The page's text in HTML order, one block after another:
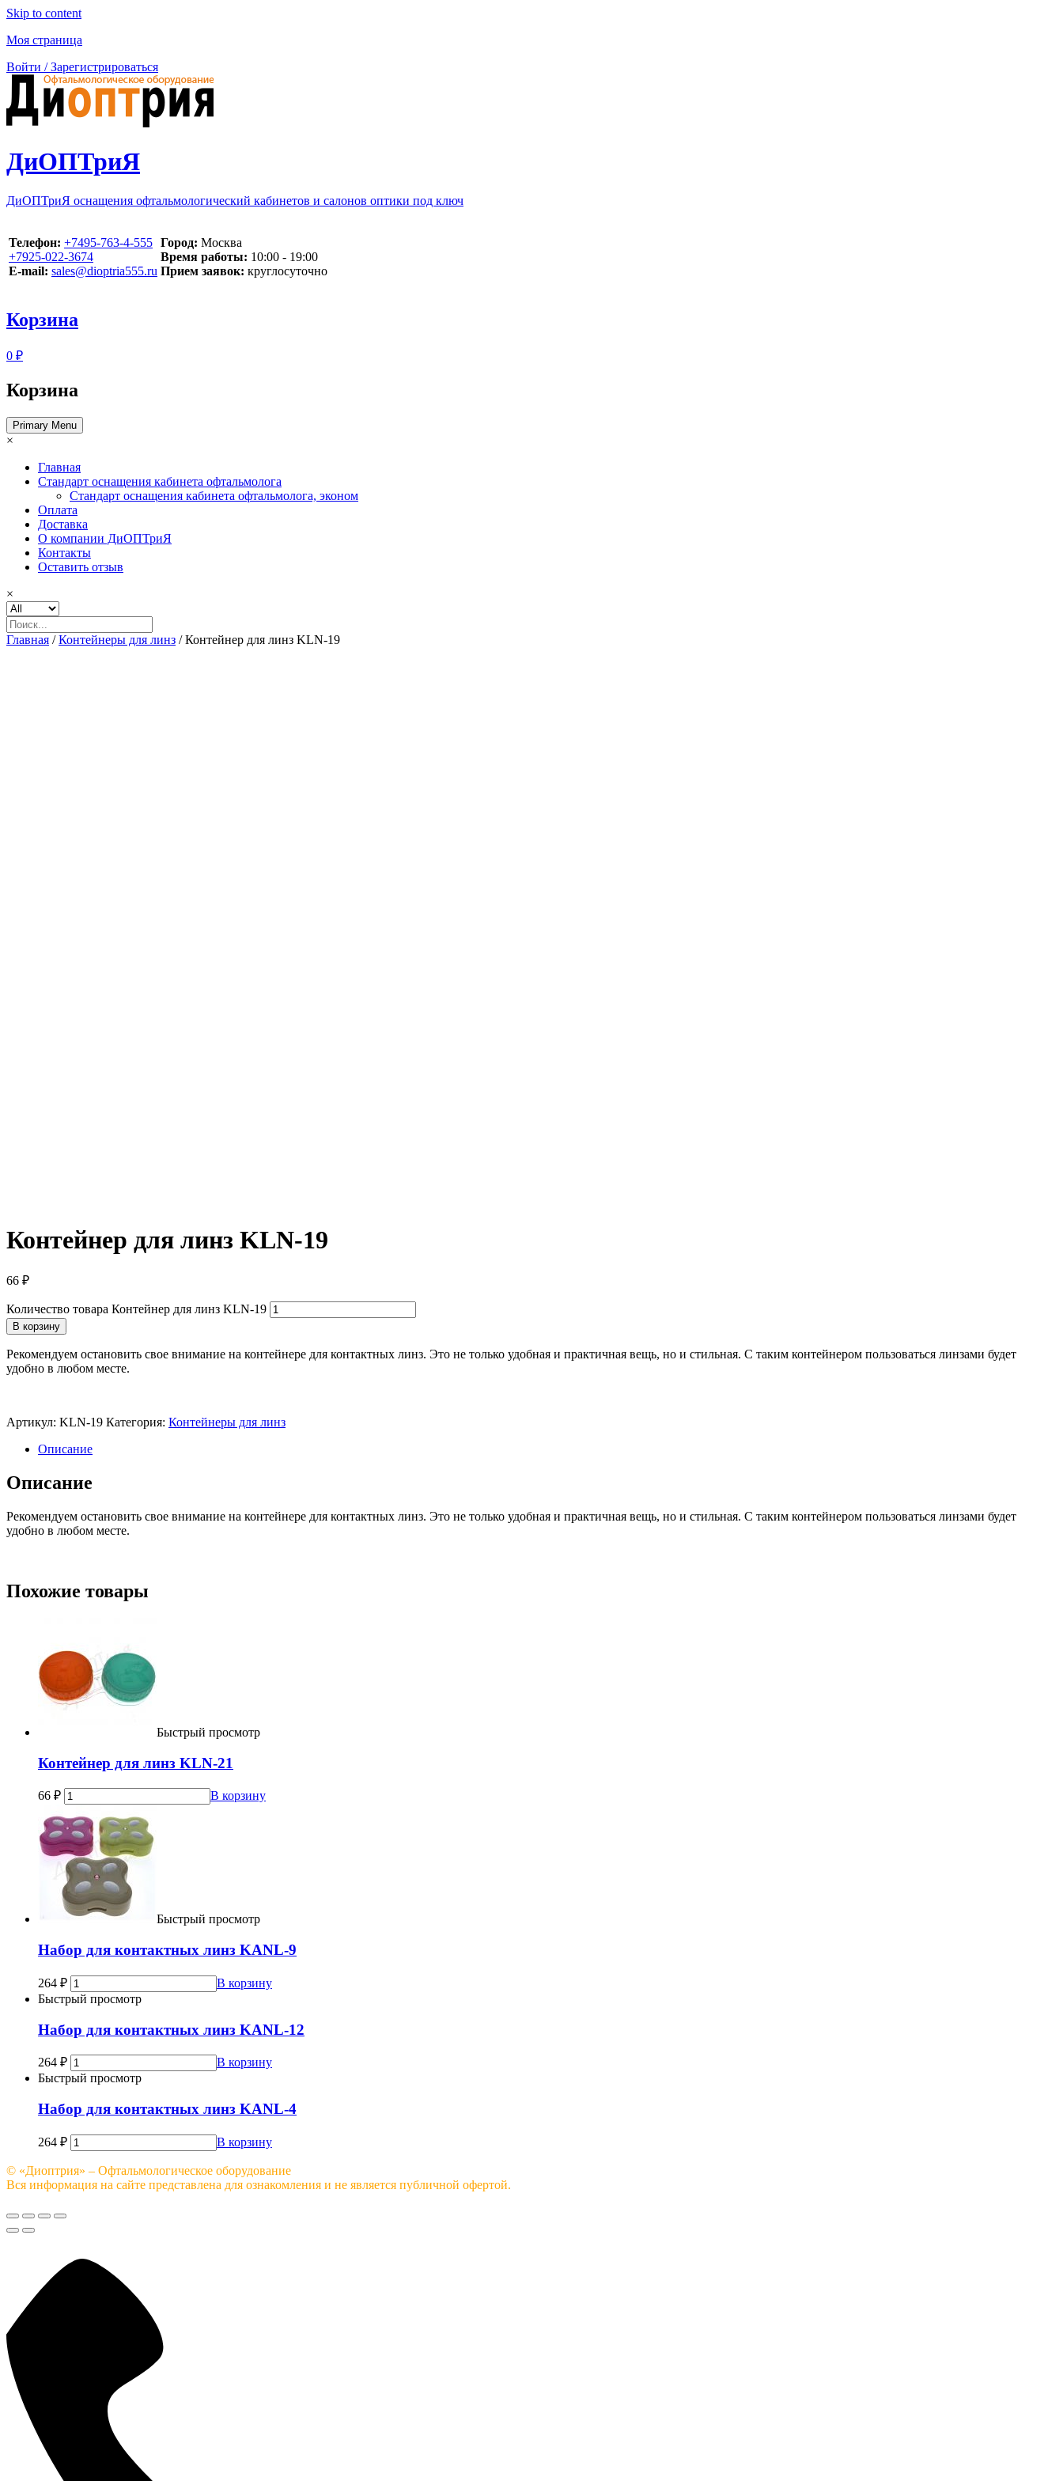
Skip to content
Моя страница
Войти / Зарегистрироваться
ДиОПТриЯ
ДиОПТриЯ оснащения офтальмологический кабинетов и салонов оптики под ключ
Телефон: ‪+7495-763-4-555‬
‪+7925-022-3674‬
E-mail: sales@dioptria555.ru
Город: Москва
Время работы: 10:00 - 19:00
Прием заявок: круглосуточно
Корзина
0 ₽
Корзина
Primary Menu
×
Главная
Стандарт оснащения кабинета офтальмолога
Стандарт оснащения кабинета офтальмолога, эконом
Оплата
Доставка
О компании ДиОПТриЯ
Контакты
Оставить отзыв
×
Главная /Контейнеры для линз / Контейнер для линз KLN-19
Контейнер для линз KLN-19
66 ₽
Количество товара Контейнер для линз KLN-19
В корзину
Рекомендуем остановить свое внимание на контейнере для контактных линз. Это не только удобная и практичная вещь, но и стильная. С таким контейнером пользоваться линзами будет
удобно в любом месте.
Артикул: KLN-19 Категория: Контейнеры для линз
Описание
Описание
Рекомендуем остановить свое внимание на контейнере для контактных линз. Это не только удобная и практичная вещь, но и стильная. С таким контейнером пользоваться линзами будет
удобно в любом месте.
Похожие товары
Быстрый просмотр
Контейнер для линз KLN-21
66 ₽ В корзину
Быстрый просмотр
Набор для контактных линз KANL-9
264 ₽
В корзину
Быстрый просмотр
Набор для контактных линз KANL-12
264 ₽
В корзину
Быстрый просмотр
Набор для контактных линз KANL-4
264 ₽ В корзину
© «Диоптрия» – Офтальмологическое оборудование
Вся информация на сайте представлена для ознакомления и не является публичной офертой.